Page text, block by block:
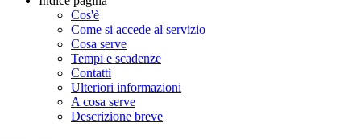
Cos'è
Come si accede al servizio
Cosa serve
Tempi e scadenze
Contatti
Ulteriori informazioni
A cosa serve
Descrizione breve